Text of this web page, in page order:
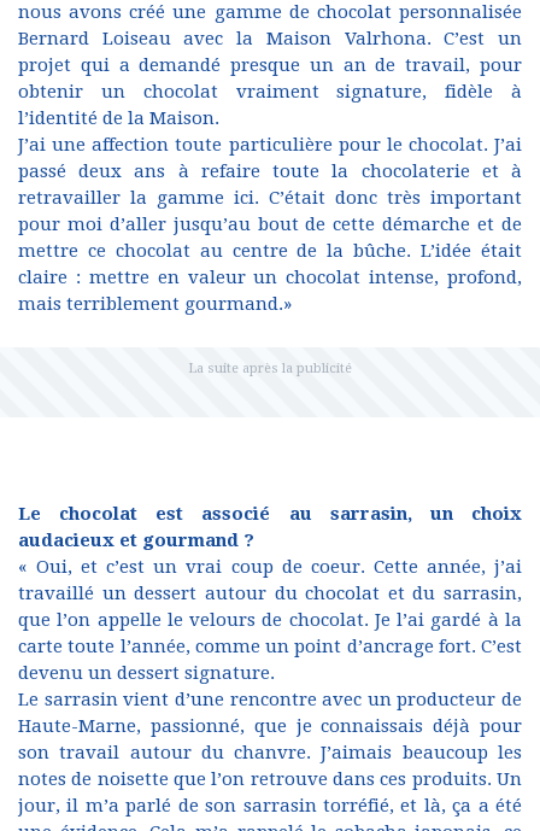
nous avons créé une gamme de chocolat personnalisée
Bernard Loiseau avec la Maison Valrhona. C’est un
projet qui a demandé presque un an de travail, pour
obtenir un chocolat vraiment signature, fidèle à
l’identité de la Maison.
J’ai une affection toute particulière pour le chocolat. J’ai
passé deux ans à refaire toute la chocolaterie et à
retravailler la gamme ici. C’était donc très important
pour moi d’aller jusqu’au bout de cette démarche et de
mettre ce chocolat au centre de la bûche. L’idée était
claire : mettre en valeur un chocolat intense, profond,
mais terriblement gourmand.»
Le chocolat est associé au sarrasin, un choix
audacieux et gourmand ?
« Oui, et c’est un vrai coup de coeur. Cette année, j’ai
travaillé un dessert autour du chocolat et du sarrasin,
que l’on appelle le velours de chocolat. Je l’ai gardé à la
carte toute l’année, comme un point d’ancrage fort. C’est
devenu un dessert signature.
Le sarrasin vient d’une rencontre avec un producteur de
Haute-Marne, passionné, que je connaissais déjà pour
son travail autour du chanvre. J’aimais beaucoup les
notes de noisette que l’on retrouve dans ces produits. Un
jour, il m’a parlé de son sarrasin torréfié, et là, ça a été